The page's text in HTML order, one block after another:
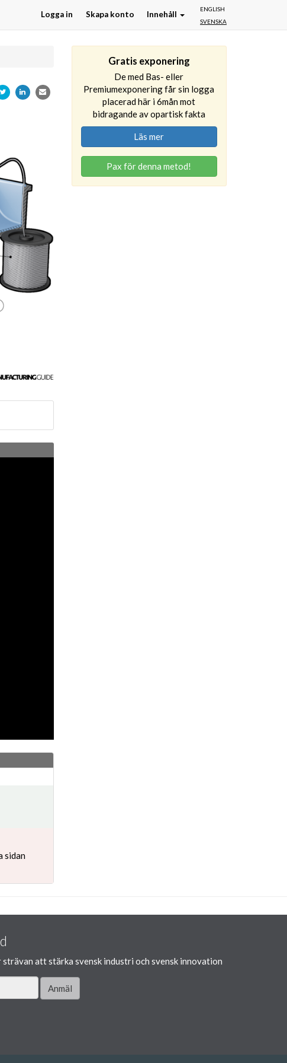
ENGLISH
SVENSKA
Logga in Skapa konto Innehåll
sidan
Gratis exponering
De med Bas- eller
Premiumexponering får sin logga
placerad här i 6mån mot
bidragande av opartisk fakta
Läs mer
Pax för denna metod!
att stärka svensk industri och svensk innovation
Anmäl